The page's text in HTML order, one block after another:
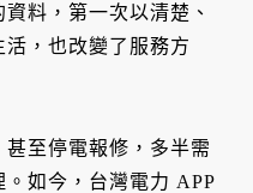
料，第一次以清楚、
，也改變了服務方
至停電報修，多半需
如今，台灣電力 APP